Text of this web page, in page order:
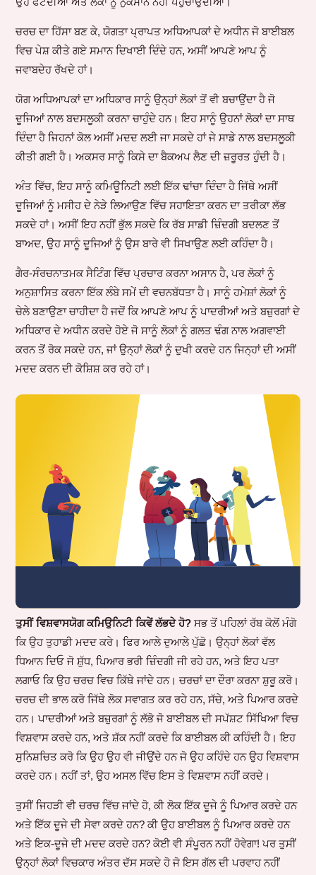
ਚਰਚ ਦਾ ਹਿੱਸਾ ਬਣ ਕੇ, ਯੋਗਤਾ ਪ੍ਰਾਪਤ ਅਧਿਆਪਕਾਂ ਦੇ ਅਧੀਨ ਜੋ ਬਾਈਬਲ
ਵਿਚ ਪੇਸ਼ ਕੀਤੇ ਗਏ ਸਮਾਨ ਦਿਖਾਈ ਦਿੰਦੇ ਹਨ, ਅਸੀਂ ਆਪਣੇ ਆਪ ਨੂੰ
ਜਵਾਬਦੇਹ ਰੱਖਦੇ ਹਾਂ।
ਯੋਗ ਅਧਿਆਪਕਾਂ ਦਾ ਅਧਿਕਾਰ ਸਾਨੂੰ ਉਨ੍ਹਾਂ ਲੋਕਾਂ ਤੋਂ ਵੀ ਬਚਾਉਂਦਾ ਹੈ ਜੋ
ਦੂਜਿਆਂ ਨਾਲ ਬਦਸਲੂਕੀ ਕਰਨਾ ਚਾਹੁੰਦੇ ਹਨ। ਇਹ ਸਾਨੂੰ ਉਹਨਾਂ ਲੋਕਾਂ ਦਾ ਸਾਥ
ਦਿੰਦਾ ਹੈ ਜਿਹਨਾਂ ਕੋਲ ਅਸੀਂ ਮਦਦ ਲਈ ਜਾ ਸਕਦੇ ਹਾਂ ਜੇ ਸਾਡੇ ਨਾਲ ਬਦਸਲੂਕੀ
ਕੀਤੀ ਗਈ ਹੈ। ਅਕਸਰ ਸਾਨੂੰ ਕਿਸੇ ਦਾ ਬੈਕਅਪ ਲੈਣ ਦੀ ਜ਼ਰੂਰਤ ਹੁੰਦੀ ਹੈ।
ਅੰਤ ਵਿੱਚ, ਇਹ ਸਾਨੂੰ ਕਮਿਊਨਿਟੀ ਲਈ ਇੱਕ ਢਾਂਚਾ ਦਿੰਦਾ ਹੈ ਜਿੱਥੇ ਅਸੀਂ
ਦੂਜਿਆਂ ਨੂੰ ਮਸੀਹ ਦੇ ਨੇੜੇ ਲਿਆਉਣ ਵਿੱਚ ਸਹਾਇਤਾ ਕਰਨ ਦਾ ਤਰੀਕਾ ਲੱਭ
ਸਕਦੇ ਹਾਂ। ਅਸੀਂ ਇਹ ਨਹੀਂ ਭੁੱਲ ਸਕਦੇ ਕਿ ਰੱਬ ਸਾਡੀ ਜ਼ਿੰਦਗੀ ਬਦਲਣ ਤੋਂ
ਬਾਅਦ, ਉਹ ਸਾਨੂੰ ਦੂਜਿਆਂ ਨੂੰ ਉਸ ਬਾਰੇ ਵੀ ਸਿਖਾਉਣ ਲਈ ਕਹਿੰਦਾ ਹੈ।
ਗੈਰ-ਸੰਰਚਨਾਤਮਕ ਸੈਟਿੰਗ ਵਿੱਚ ਪ੍ਰਚਾਰ ਕਰਨਾ ਅਸਾਨ ਹੈ, ਪਰ ਲੋਕਾਂ ਨੂੰ
ਅਨੁਸ਼ਾਸਿਤ ਕਰਨਾ ਇੱਕ ਲੰਬੇ ਸਮੇਂ ਦੀ ਵਚਨਬੱਧਤਾ ਹੈ। ਸਾਨੂੰ ਹਮੇਸ਼ਾਂ ਲੋਕਾਂ ਨੂੰ
ਚੇਲੇ ਬਣਾਉਣਾ ਚਾਹੀਦਾ ਹੈ ਜਦੋਂ ਕਿ ਆਪਣੇ ਆਪ ਨੂੰ ਪਾਦਰੀਆਂ ਅਤੇ ਬਜ਼ੁਰਗਾਂ ਦੇ
ਅਧਿਕਾਰ ਦੇ ਅਧੀਨ ਕਰਦੇ ਹੋਏ ਜੋ ਸਾਨੂੰ ਲੋਕਾਂ ਨੂੰ ਗਲਤ ਢੰਗ ਨਾਲ ਅਗਵਾਈ
ਕਰਨ ਤੋਂ ਰੋਕ ਸਕਦੇ ਹਨ, ਜਾਂ ਉਨ੍ਹਾਂ ਲੋਕਾਂ ਨੂੰ ਦੁਖੀ ਕਰਦੇ ਹਨ ਜਿਨ੍ਹਾਂ ਦੀ ਅਸੀਂ
ਮਦਦ ਕਰਨ ਦੀ ਕੋਸ਼ਿਸ਼ ਕਰ ਰਹੇ ਹਾਂ।
ਤੁਸੀਂ ਵਿਸ਼ਵਾਸਯੋਗ ਕਮਿਉਨਿਟੀ ਕਿਵੇਂ ਲੱਭਦੇ ਹੋ? ਸਭ ਤੋਂ ਪਹਿਲਾਂ ਰੱਬ ਕੋਲੋਂ ਮੰਗੋ
ਕਿ ਉਹ ਤੁਹਾਡੀ ਮਦਦ ਕਰੇ। ਫਿਰ ਆਲੇ ਦੁਆਲੇ ਪੁੱਛੋ। ਉਨ੍ਹਾਂ ਲੋਕਾਂ ਵੱਲ
ਧਿਆਨ ਦਿਓ ਜੋ ਸ਼ੁੱਧ, ਪਿਆਰ ਭਰੀ ਜ਼ਿੰਦਗੀ ਜੀ ਰਹੇ ਹਨ, ਅਤੇ ਇਹ ਪਤਾ
ਲਗਾਓ ਕਿ ਉਹ ਚਰਚ ਵਿਚ ਕਿੱਥੇ ਜਾਂਦੇ ਹਨ। ਚਰਚਾਂ ਦਾ ਦੌਰਾ ਕਰਨਾ ਸ਼ੁਰੂ ਕਰੋ।
ਚਰਚ ਦੀ ਭਾਲ ਕਰੋ ਜਿੱਥੇ ਲੋਕ ਸਵਾਗਤ ਕਰ ਰਹੇ ਹਨ, ਸੱਚੇ, ਅਤੇ ਪਿਆਰ ਕਰਦੇ
ਹਨ। ਪਾਦਰੀਆਂ ਅਤੇ ਬਜ਼ੁਰਗਾਂ ਨੂੰ ਲੱਭੋ ਜੋ ਬਾਈਬਲ ਦੀ ਸਪੱਸ਼ਟ ਸਿੱਖਿਆ ਵਿਚ
ਵਿਸ਼ਵਾਸ ਕਰਦੇ ਹਨ, ਅਤੇ ਸ਼ੱਕ ਨਹੀਂ ਕਰਦੇ ਕਿ ਬਾਈਬਲ ਕੀ ਕਹਿੰਦੀ ਹੈ। ਇਹ
ਸੁਨਿਸ਼ਚਿਤ ਕਰੋ ਕਿ ਉਹ ਉਹ ਵੀ ਜੀਉਂਦੇ ਹਨ ਜੋ ਉਹ ਕਹਿੰਦੇ ਹਨ ਉਹ ਵਿਸ਼ਵਾਸ
ਕਰਦੇ ਹਨ। ਨਹੀਂ ਤਾਂ, ਉਹ ਅਸਲ ਵਿੱਚ ਇਸ ਤੇ ਵਿਸ਼ਵਾਸ ਨਹੀਂ ਕਰਦੇ।
ਤੁਸੀਂ ਜਿਹੜੀ ਵੀ ਚਰਚ ਵਿੱਚ ਜਾਂਦੇ ਹੋ, ਕੀ ਲੋਕ ਇੱਕ ਦੂਜੇ ਨੂੰ ਪਿਆਰ ਕਰਦੇ ਹਨ
ਅਤੇ ਇੱਕ ਦੂਜੇ ਦੀ ਸੇਵਾ ਕਰਦੇ ਹਨ? ਕੀ ਉਹ ਬਾਈਬਲ ਨੂੰ ਪਿਆਰ ਕਰਦੇ ਹਨ
ਅਤੇ ਇਕ-ਦੂਜੇ ਦੀ ਮਦਦ ਕਰਦੇ ਹਨ? ਕੋਈ ਵੀ ਸੰਪੂਰਨ ਨਹੀਂ ਹੋਵੇਗਾ! ਪਰ ਤੁਸੀਂ
ਉਨ੍ਹਾਂ ਲੋਕਾਂ ਵਿਚਕਾਰ ਅੰਤਰ ਦੱਸ ਸਕਦੇ ਹੋ ਜੋ ਇਸ ਗੱਲ ਦੀ ਪਰਵਾਹ ਨਹੀਂ